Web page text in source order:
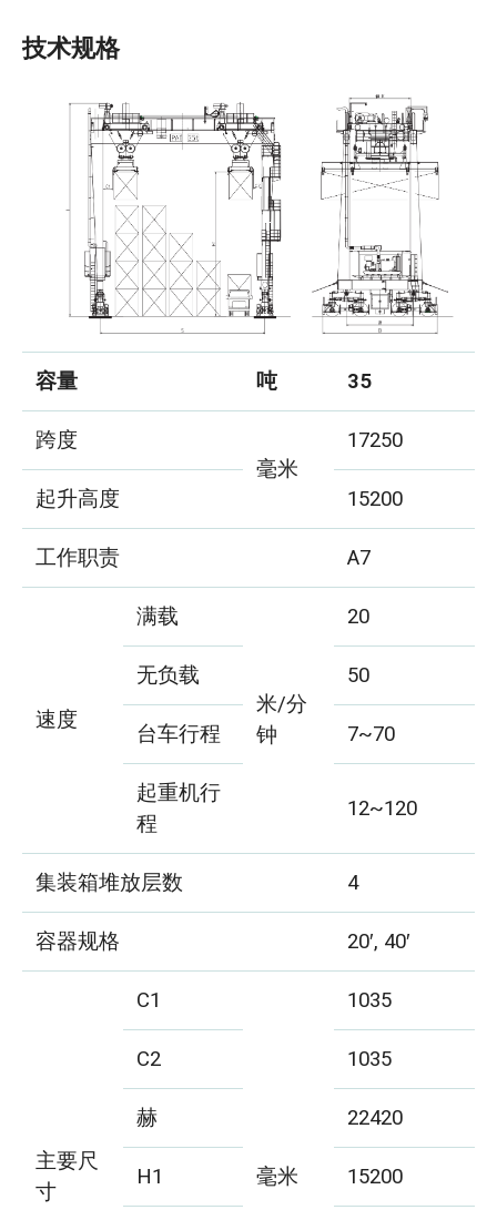
技术规格
容量 吨
35
跨度
毫米
17250
起升高度
15200
工作职责
A7
速度
满载
米/分
钟
20
无负载
50
台车行程
7~70
起重机行
程
12~120
集装箱堆放层数
4
容器规格
20′, 40′
主要尺
寸
C1
毫米
1035
C2
1035
赫
22420
H1
15200